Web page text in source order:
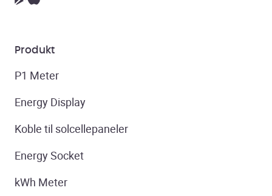
Produkt
P1 Meter
Energy Display
Koble til solcellepaneler
Energy Socket
kWh Meter